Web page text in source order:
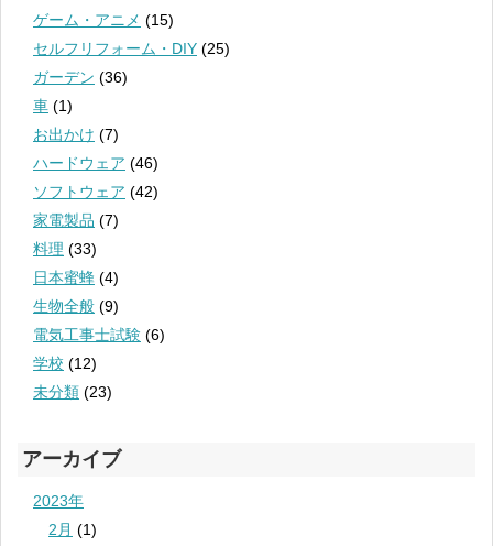
ゲーム・アニメ (15)
セルフリフォーム・DIY (25)
ガーデン (36)
車 (1)
お出かけ (7)
ハードウェア (46)
ソフトウェア (42)
家電製品 (7)
料理 (33)
日本蜜蜂 (4)
生物全般 (9)
電気工事士試験 (6)
学校 (12)
未分類 (23)
アーカイブ
2023年
2月 (1)